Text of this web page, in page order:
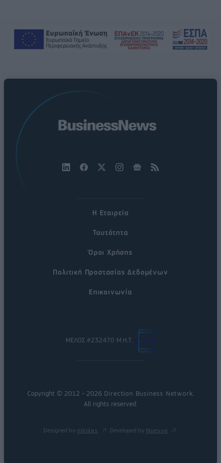
Η Εταιρεία
Ταυτότητα
Όροι Χρήσης
Πολιτική Προστασίας Δεδομένων
Επικοινωνία
ΜΕΛΟΣ #232470 Μ.Η.Τ.
Copyright © 2012 - 2026 Direction Business Network.
All rights reserved.
Designed by nikolas Developed by Nuevvo